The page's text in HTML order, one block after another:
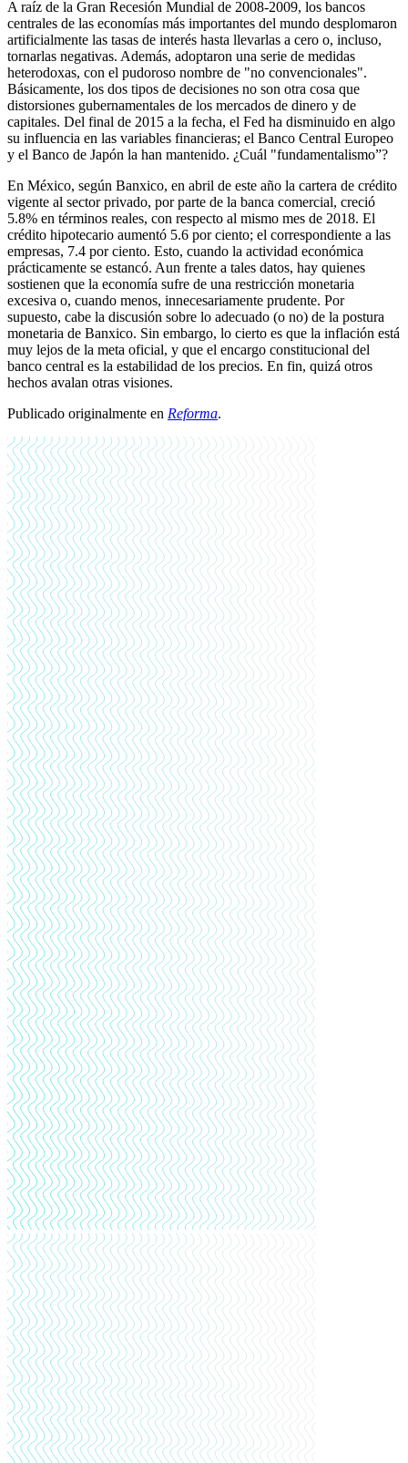
A raíz de la Gran Recesión Mundial de 2008-2009, los bancos
centrales de las economías más importantes del mundo desplomaron
artificialmente las tasas de interés hasta llevarlas a cero o, incluso,
tornarlas negativas. Además, adoptaron una serie de medidas
heterodoxas, con el pudoroso nombre de "no convencionales".
Básicamente, los dos tipos de decisiones no son otra cosa que
distorsiones gubernamentales de los mercados de dinero y de
capitales. Del final de 2015 a la fecha, el Fed ha disminuido en algo
su influencia en las variables financieras; el Banco Central Europeo
y el Banco de Japón la han mantenido. ¿Cuál "fundamentalismo”?
En México, según Banxico, en abril de este año la cartera de crédito
vigente al sector privado, por parte de la banca comercial, creció
5.8% en términos reales, con respecto al mismo mes de 2018. El
crédito hipotecario aumentó 5.6 por ciento; el correspondiente a las
empresas, 7.4 por ciento. Esto, cuando la actividad económica
prácticamente se estancó. Aun frente a tales datos, hay quienes
sostienen que la economía sufre de una restricción monetaria
excesiva o, cuando menos, innecesariamente prudente. Por
supuesto, cabe la discusión sobre lo adecuado (o no) de la postura
monetaria de Banxico. Sin embargo, lo cierto es que la inflación está
muy lejos de la meta oficial, y que el encargo constitucional del
banco central es la estabilidad de los precios. En fin, quizá otros
hechos avalan otras visiones.
Publicado originalmente en Reforma.